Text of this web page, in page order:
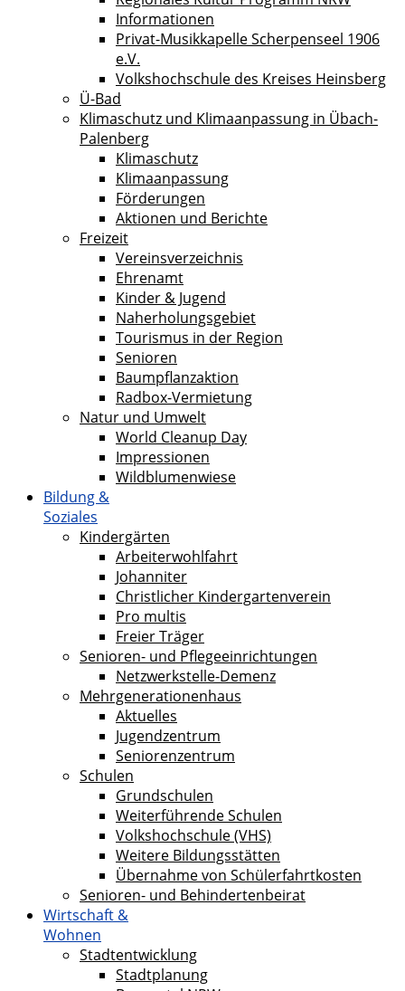
Informationen
Privat-Musikkapelle Scherpenseel 1906
e.V.
Volkshochschule des Kreises Heinsberg
Ü-Bad
Klimaschutz und Klimaanpassung in Übach-
Palenberg
Klimaschutz
Klimaanpassung
Förderungen
Aktionen und Berichte
Freizeit
Vereinsverzeichnis
Ehrenamt
Kinder & Jugend
Naherholungsgebiet
Tourismus in der Region
Senioren
Baumpflanzaktion
Radbox-Vermietung
Natur und Umwelt
World Cleanup Day
Impressionen
Wildblumenwiese
Bildung &
Soziales
Kindergärten
Arbeiterwohlfahrt
Johanniter
Christlicher Kindergartenverein
Pro multis
Freier Träger
Senioren- und Pflegeeinrichtungen
Netzwerkstelle-Demenz
Mehrgenerationenhaus
Aktuelles
Jugendzentrum
Seniorenzentrum
Schulen
Grundschulen
Weiterführende Schulen
Volkshochschule (VHS)
Weitere Bildungsstätten
Übernahme von Schülerfahrtkosten
Senioren- und Behindertenbeirat
Wirtschaft &
Wohnen
Stadtentwicklung
Stadtplanung